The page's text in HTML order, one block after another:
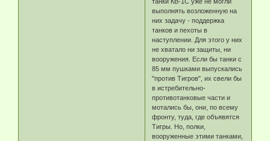
выполнять возложенную на
них задачу - поддержка
танков и пехоты в
наступлении. Для этого у них
не хватало ни защиты, ни
вооружения. Если бы танки с
85 мм пушками выпускались
"против Тигров", их свели бы
в истребительно-
противотанковые части и
мотались бы, они, по всему
фронту, туда, где объявятся
Тигры. Но, полки,
вооруженные этими танками,